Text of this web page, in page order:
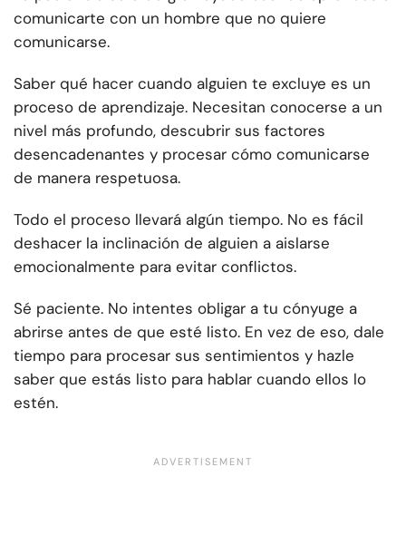
comunicarte con un hombre que no quiere
comunicarse.
Saber qué hacer cuando alguien te excluye es un
proceso de aprendizaje. Necesitan conocerse a un
nivel más profundo, descubrir sus factores
desencadenantes y procesar cómo comunicarse
de manera respetuosa.
Todo el proceso llevará algún tiempo. No es fácil
deshacer la inclinación de alguien a aislarse
emocionalmente para evitar conflictos.
Sé paciente. No intentes obligar a tu cónyuge a
abrirse antes de que esté listo. En vez de eso, dale
tiempo para procesar sus sentimientos y hazle
saber que estás listo para hablar cuando ellos lo
estén.